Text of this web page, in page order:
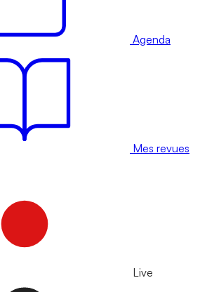
Agenda
Mes revues
Live